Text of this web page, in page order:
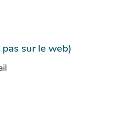
sur le web)